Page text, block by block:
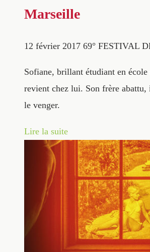
Marseille
12 février 2017 69° FESTIVAL
Sofiane, brillant étudiant en école
revient chez lui. Son frère
le venger.
Lire la suite